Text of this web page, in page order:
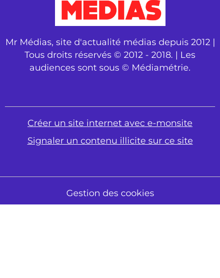
Mr Médias, site d'actualité médias depuis 2012 |
Tous droits réservés © 2012 - 2018. | Les
audiences sont sous © Médiamétrie.
Créer un site internet avec e-monsite
Signaler un contenu illicite sur ce site
Gestion des cookies